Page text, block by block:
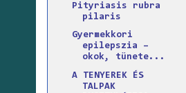
Pityriasis rubra
pilaris
Gyermekkori
epilepszia –
okok, tünete...
A TENYEREK ÉS
TALPAK